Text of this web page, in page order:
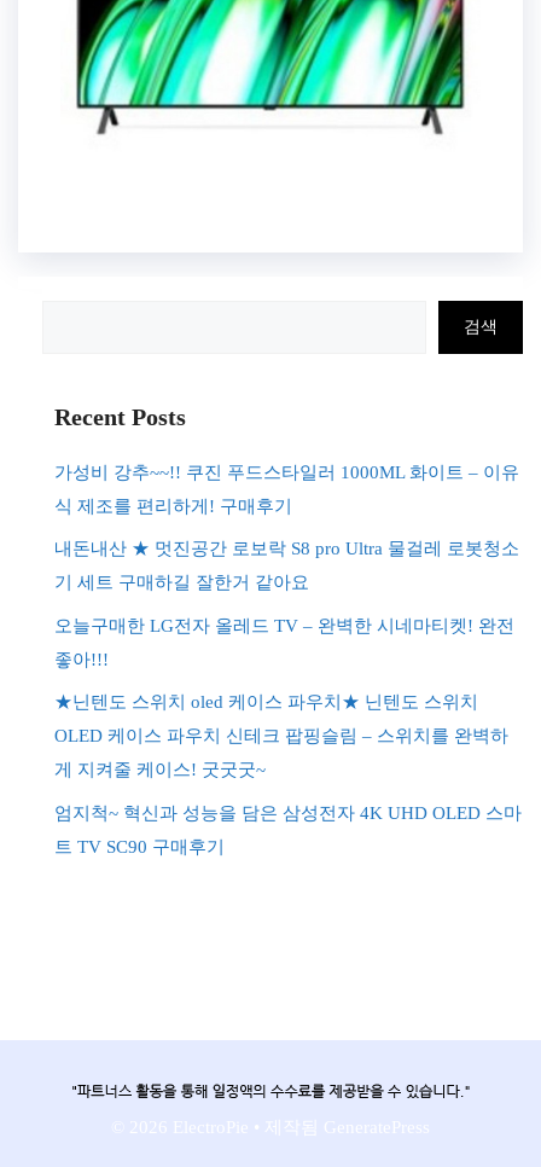
검색
Recent Posts
가성비 강추~~!! 쿠진 푸드스타일러 1000ML 화이트 – 이유
식 제조를 편리하게! 구매후기
내돈내산 ★ 멋진공간 로보락 S8 pro Ultra 물걸레 로봇청소
기 세트 구매하길 잘한거 같아요
오늘구매한 LG전자 올레드 TV – 완벽한 시네마티켓! 완전
좋아!!!
★닌텐도 스위치 oled 케이스 파우치★ 닌텐도 스위치
OLED 케이스 파우치 신테크 팝핑슬림 – 스위치를 완벽하
게 지켜줄 케이스! 굿굿굿~
엄지척~ 혁신과 성능을 담은 삼성전자 4K UHD OLED 스마
트 TV SC90 구매후기
© 2026 ElectroPie • 제작됨 GeneratePress